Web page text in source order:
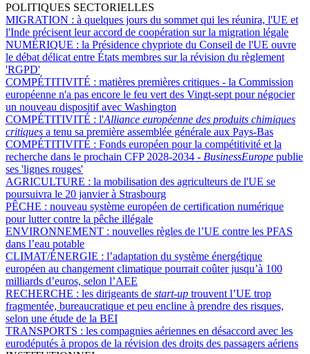
POLITIQUES SECTORIELLES
MIGRATION : à quelques jours du sommet qui les réunira, l'UE et
l'Inde précisent leur accord de coopération sur la migration légale
NUMÉRIQUE : la Présidence chypriote du Conseil de l'UE ouvre
le débat délicat entre États membres sur la révision du règlement
'RGPD'
COMPÉTITIVITÉ : matières premières critiques - la Commission
européenne n'a pas encore le feu vert des Vingt-sept pour négocier
un nouveau dispositif avec Washington
COMPÉTITIVITÉ : l'Alliance européenne des produits chimiques
critiques a tenu sa première assemblée générale aux Pays-Bas
COMPÉTITIVITÉ : Fonds européen pour la compétitivité et la
recherche dans le prochain CFP 2028-2034 - BusinessEurope publie
ses 'lignes rouges'
AGRICULTURE : la mobilisation des agriculteurs de l'UE se
poursuivra le 20 janvier à Strasbourg
PÊCHE : nouveau système européen de certification numérique
pour lutter contre la pêche illégale
ENVIRONNEMENT : nouvelles règles de l’UE contre les PFAS
dans l’eau potable
CLIMAT/ÉNERGIE : l’adaptation du système énergétique
européen au changement climatique pourrait coûter jusqu’à 100
milliards d’euros, selon l’AEE
RECHERCHE : les dirigeants de start-up trouvent l’UE trop
fragmentée, bureaucratique et peu encline à prendre des risques,
selon une étude de la BEI
TRANSPORTS : les compagnies aériennes en désaccord avec les
eurodéputés à propos de la révision des droits des passagers aériens